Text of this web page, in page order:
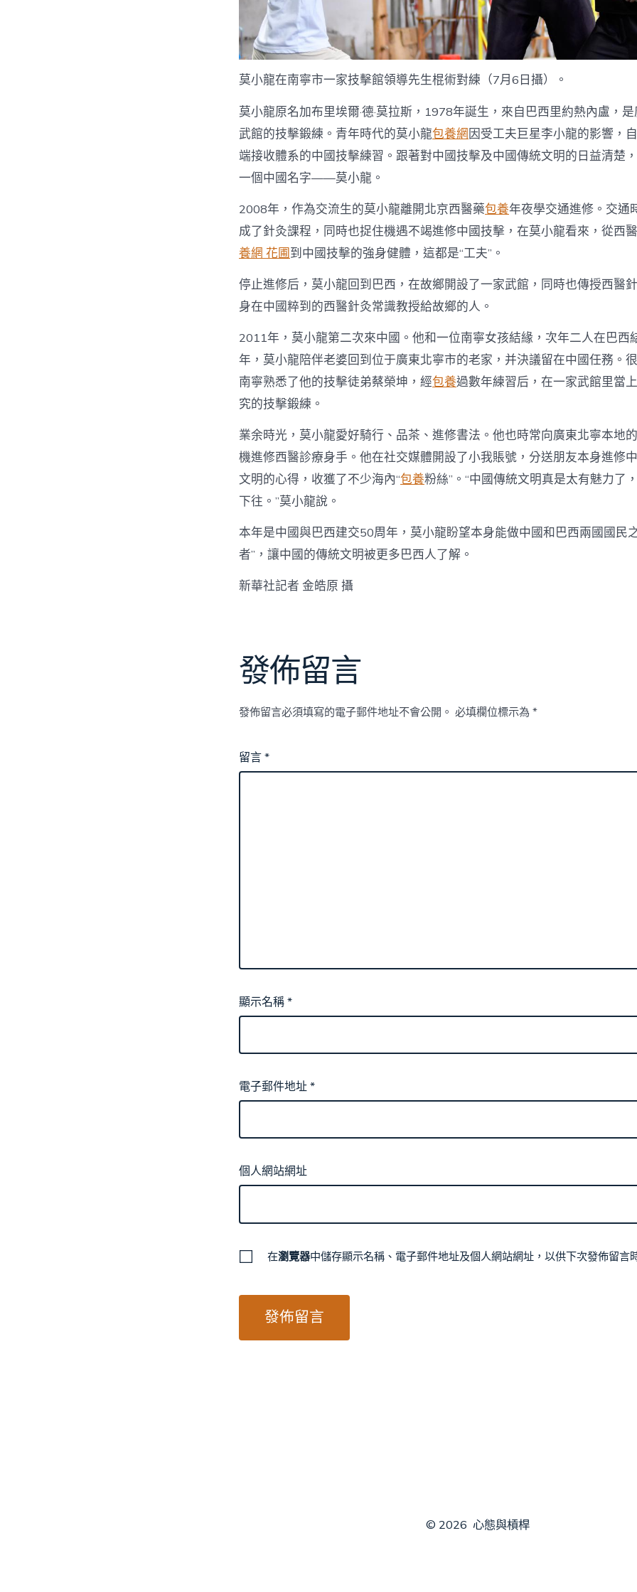
莫小龍在南寧市一家技擊館領導先生棍術對練（7月6日攝）。
莫小龍原名加布里埃爾·德·莫拉斯，1978年誕生，來自巴西里約熱內盧，
武館的技擊鍛練。青年時代的莫小龍包養網因受工夫巨星李小龍的影響，
端接收體系的中國技擊練習。跟著對中國技擊及中國傳統文明的日益清楚
一個中國名字——莫小龍。
2008年，作為交流生的莫小龍離開北京西醫藥包養年夜學交通進修。交通
成了針灸課程，同時也捉住機遇不竭進修中國技擊，在莫小龍看來，從西
養網 花圃到中國技擊的強身健體，這都是“工夫”。
停止進修后，莫小龍回到巴西，在故鄉開設了一家武館，同時也傳授西醫
身在中國粹到的西醫針灸常識教授給故鄉的人。
2011年，莫小龍第二次來中國。他和一位南寧女孩結緣，次年二人在巴西
年，莫小龍陪伴老婆回到位于廣東北寧市的老家，并決議留在中國任務。
南寧熟悉了他的技擊徒弟蔡榮坤，經包養過數年練習后，在一家武館里當
究的技擊鍛練。
業余時光，莫小龍愛好騎行、品茶、進修書法。他也時常向廣東北寧本地
機進修西醫診療身手。他在社交媒體開設了小我賬號，分送朋友本身進修
文明的心得，收獲了不少海內“包養粉絲”。“中國傳統文明真是太有魅力了
下往。”莫小龍說。
本年是中國與巴西建交50周年，莫小龍盼望本身能做中國和巴西兩國國民
者”，讓中國的傳統文明被更多巴西人了解。
新華社記者 金皓原 攝
發佈留言
發佈留言必須填寫的電子郵件地址不會公開。 必填欄位標示為 *
留言*
顯示名稱*
電子郵件地址*
個人網站網址
在瀏覽器中儲存顯示名稱、電子郵件地址及個人網站網址，以供下次發佈留言
© 2026 心態與槓桿